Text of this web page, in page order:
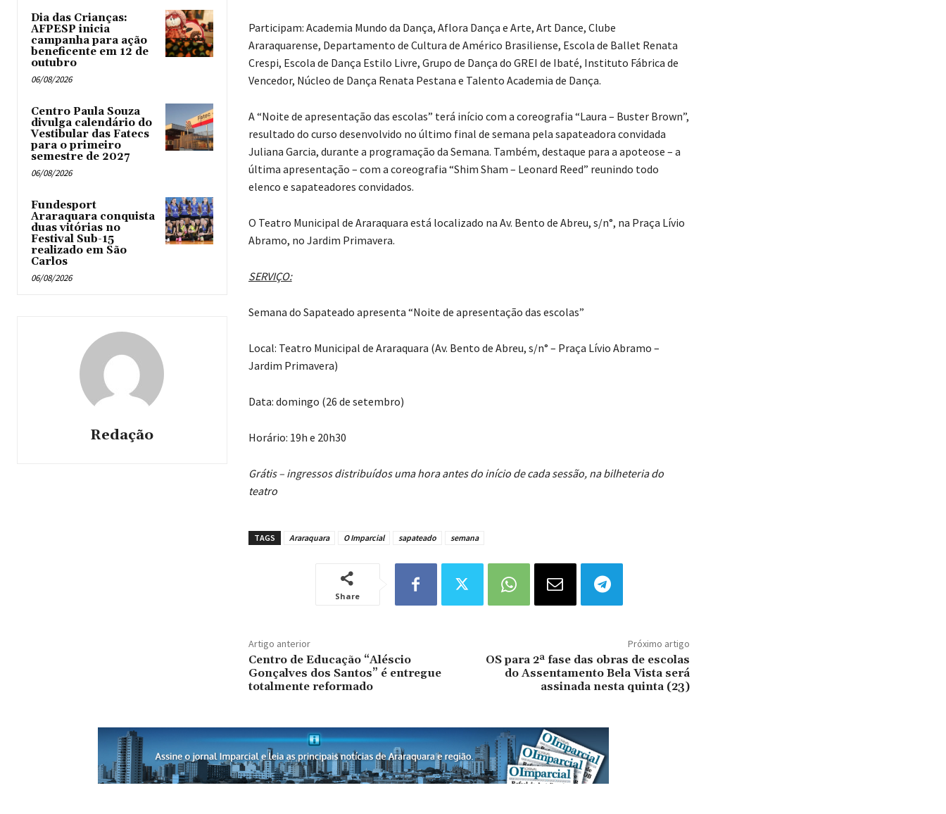
Dia das Crianças:
AFPESP inicia
campanha para ação
beneficente em 12 de
outubro
06/08/2026
Centro Paula Souza
divulga calendário do
Vestibular das Fatecs
para o primeiro
semestre de 2027
06/08/2026
Fundesport
Araraquara conquista
duas vitórias no
Festival Sub-15
realizado em São
Carlos
06/08/2026
Redação
Participam: Academia Mundo da Dança, Aflora Dança e Arte, Art Dance, Clube
Araraquarense, Departamento de Cultura de Américo Brasiliense, Escola de Ballet Renata
Crespi, Escola de Dança Estilo Livre, Grupo de Dança do GREI de Ibaté, Instituto Fábrica de
Vencedor, Núcleo de Dança Renata Pestana e Talento Academia de Dança.
A “Noite de apresentação das escolas” terá início com a coreografia “Laura – Buster Brown”,
resultado do curso desenvolvido no último final de semana pela sapateadora convidada
Juliana Garcia, durante a programação da Semana. Também, destaque para a apoteose – a
última apresentação – com a coreografia “Shim Sham – Leonard Reed” reunindo todo
elenco e sapateadores convidados.
O Teatro Municipal de Araraquara está localizado na Av. Bento de Abreu, s/n°, na Praça Lívio
Abramo, no Jardim Primavera.
SERVIÇO:
Semana do Sapateado apresenta “Noite de apresentação das escolas”
Local: Teatro Municipal de Araraquara (Av. Bento de Abreu, s/n° – Praça Lívio Abramo –
Jardim Primavera)
Data: domingo (26 de setembro)
Horário: 19h e 20h30
Grátis– ingressos distribuídos uma hora antes do início de cada sessão, na bilheteria do
teatro
TAGS Araraquara O Imparcial sapateado semana
Share
Artigo anterior
Centro de Educação “Aléscio
Gonçalves dos Santos” é entregue
totalmente reformado
Próximo artigo
OS para 2ª fase das obras de escolas
do Assentamento Bela Vista será
assinada nesta quinta (23)